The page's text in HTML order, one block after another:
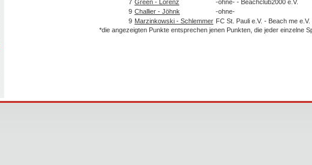
7 Green - Lorenz -ohne- - Beachclub2000 e.V.
9 Challier - Jöhnk
-ohne-
9 Marzinkowski - Schlemmer FC St. Pauli e.V. - Beach me e.V.
*die angezeigten Punkte entsprechen jenen Punkten, die jeder einzelne